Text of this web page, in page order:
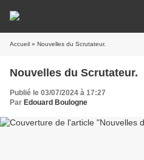
Accueil » Nouvelles du Scrutateur.
Nouvelles du Scrutateur.
Publié le 03/07/2024 à 17:27
Par Edouard Boulogne